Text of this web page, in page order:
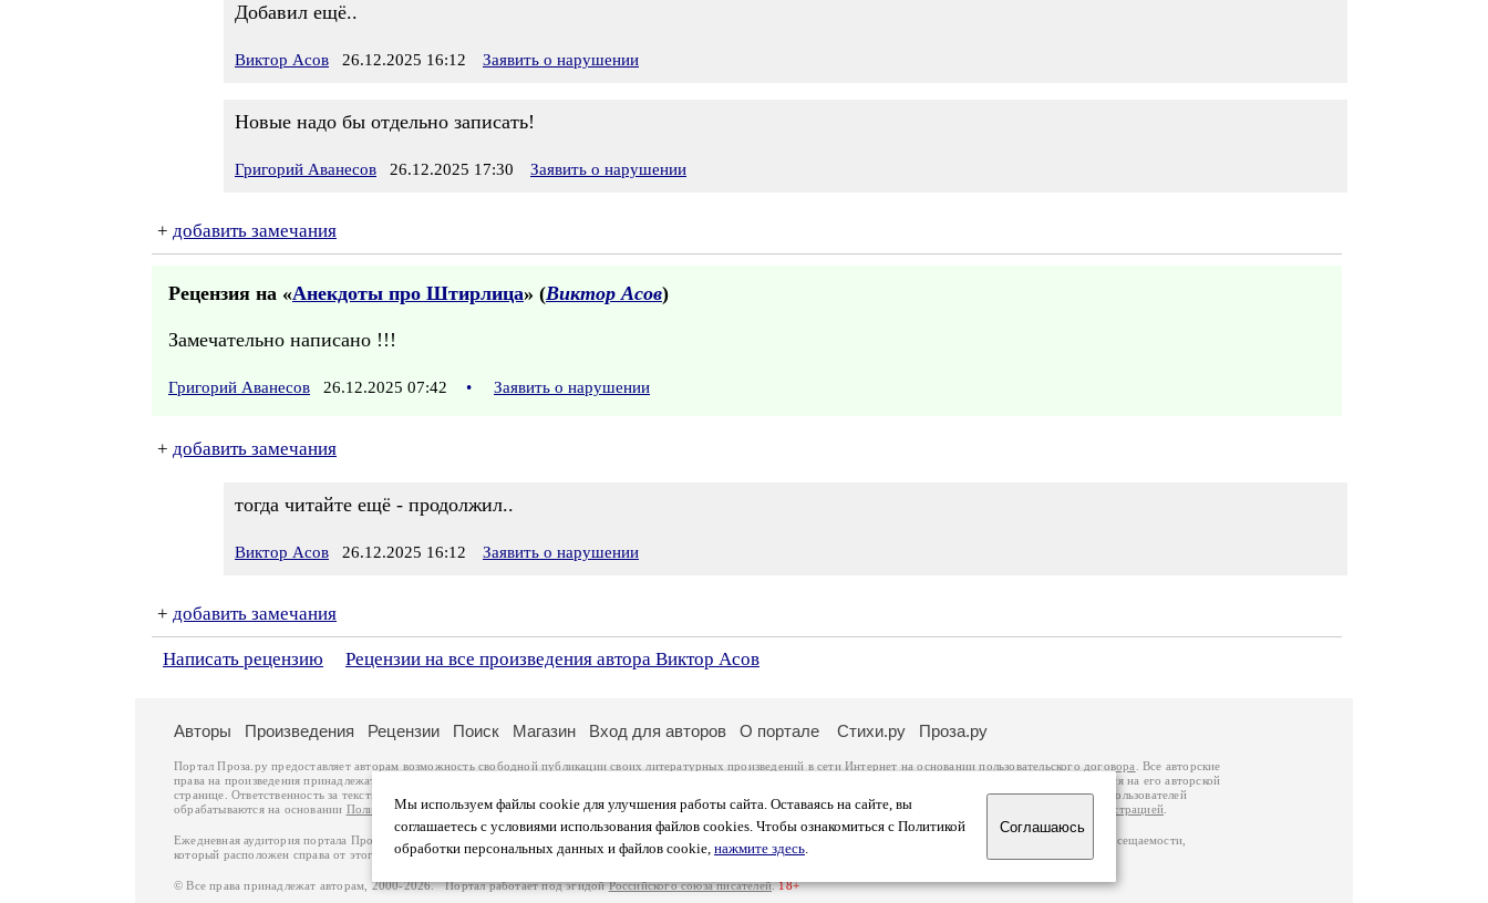
Добавил ещё..
Виктор Асов 26.12.2025 16:12 Заявить о нарушении
Новые надо бы отдельно записать!
Григорий Аванесов 26.12.2025 17:30 Заявить о нарушении
+ добавить замечания
Рецензия на «Анекдоты про Штирлица» (Виктор Асов)
Замечательно написано !!!
Григорий Аванесов 26.12.2025 07:42 • Заявить о нарушении
+ добавить замечания
тогда читайте ещё - продолжил..
Виктор Асов 26.12.2025 16:12 Заявить о нарушении
+ добавить замечания
Написать рецензию Рецензии на все произведения автора Виктор Асов
Мы используем файлы cookie для улучшения работы сайта. Оставаясь на сайте, вы
соглашаетесь с условиями использования файлов cookies. Чтобы ознакомиться с Политикой
обработки персональных данных и файлов cookie, нажмите здесь.
Соглашаюсь
Авторы Произведения Рецензии Поиск Магазин Вход для авторов О портале Стихи.ру Проза.ру
Портал Проза.ру предоставляет авторам возможность свободной публикации своих литературных произведений в сети Интернет на основаниипользовательского договора
. Все авторские
права на произведения принадлежат авторам и охраняются
. Перепечатка произведений возможна только с согласия его автора, к которому вы можете обратиться на его авторской
странице. Ответственность за тексты произведений авторы несут самостоятельно на основании
законодательства Российской Федерации. Данные пользователей
обрабатываются на основании Политики обработки персональных данных. Вы также можете посмотреть более подробнуюинформацию о портале связаться с администрацией
Ежедневная аудитория портала Проза.ру – порядка 100 тысяч посетителей, которые в общей сумме просматривают более полумиллиона страниц по данным счетчика посещаемости,
который расположен справа от этого текста. В каждой графе указано по две цифры: количество просмотров и количество посетителей.
© Все права принадлежат авторам, 2000-2026. Портал работает под эгидойРоссийского союза писателей.18+